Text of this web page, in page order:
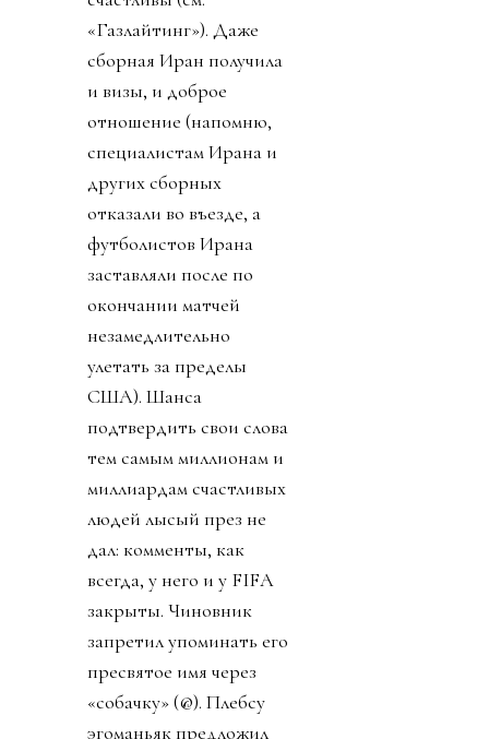
«Газлайтинг»). Даже
сборная Иран получила
и визы, и доброе
отношение (напомню,
специалистам Ирана и
других сборных
отказали во въезде, а
футболистов Ирана
заставляли после по
окончании матчей
незамедлительно
улетать за пределы
США). Шанса
подтвердить свои слова
тем самым миллионам и
миллиардам счастливых
людей лысый през не
дал: комменты, как
всегда, у него и у FIFA
закрыты. Чиновник
запретил упоминать его
пресвятое имя через
«собачку» (@). Плебсу
эгоманьяк предложил